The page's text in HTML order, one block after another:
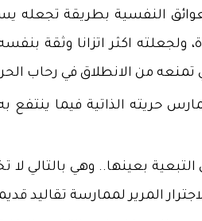
النفسية بطريقة تجعله
ولجعلته اكثر اتزانا وثقة
من الانطلاق في رحاب
حريته الذاتية فيما
بعينها.. وهي بالتالي لا
المرير لممارسة تقاليد